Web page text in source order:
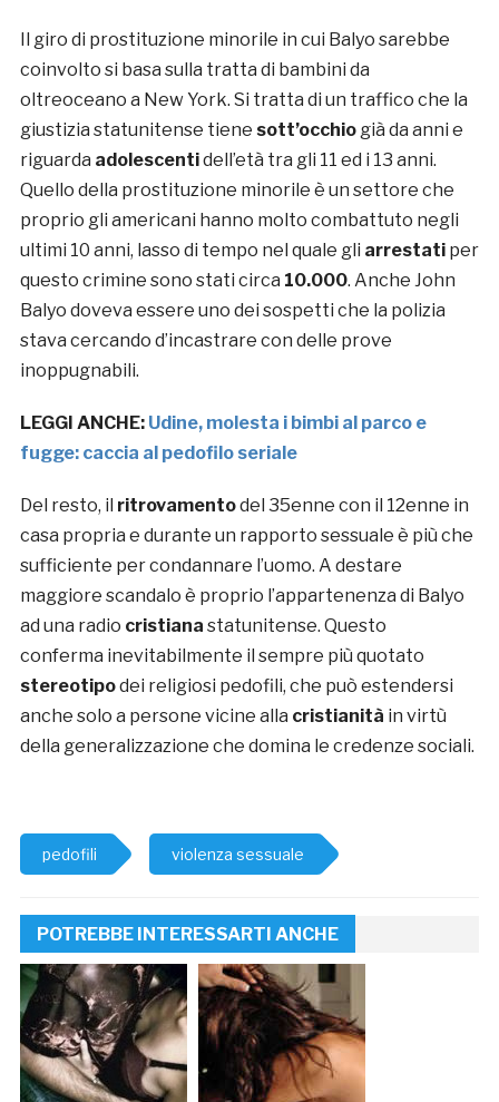
Il giro di prostituzione minorile in cui Balyo sarebbe
coinvolto si basa sulla tratta di bambini da
oltreoceano a New York. Si tratta di un traffico che la
giustizia statunitense tiene sott’occhiogià da anni e
riguarda adolescentidell’età tra gli 11 ed i 13 anni.
Quello della prostituzione minorile è un settore che
proprio gli americani hanno molto combattuto negli
ultimi 10 anni, lasso di tempo nel quale gli arrestati per
questo crimine sono stati circa 10.000. Anche John
Balyo doveva essere uno dei sospetti che la polizia
stava cercando d’incastrare con delle prove
inoppugnabili.
LEGGI ANCHE: Udine, molesta i bimbi al parco e
fugge: caccia al pedofilo seriale
Del resto, il ritrovamentodel 35enne con il 12enne in
casa propria e durante un rapporto sessuale è più che
sufficiente per condannare l’uomo. A destare
maggiore scandalo è proprio l’appartenenza di Balyo
ad una radio cristiana statunitense. Questo
conferma inevitabilmente il sempre più quotato
stereotipodei religiosi pedofili, che può estendersi
anche solo a persone vicine alla cristianità in virtù
della generalizzazione che domina le credenze sociali.
pedofili violenza sessuale
POTREBBE INTERESSARTI ANCHE